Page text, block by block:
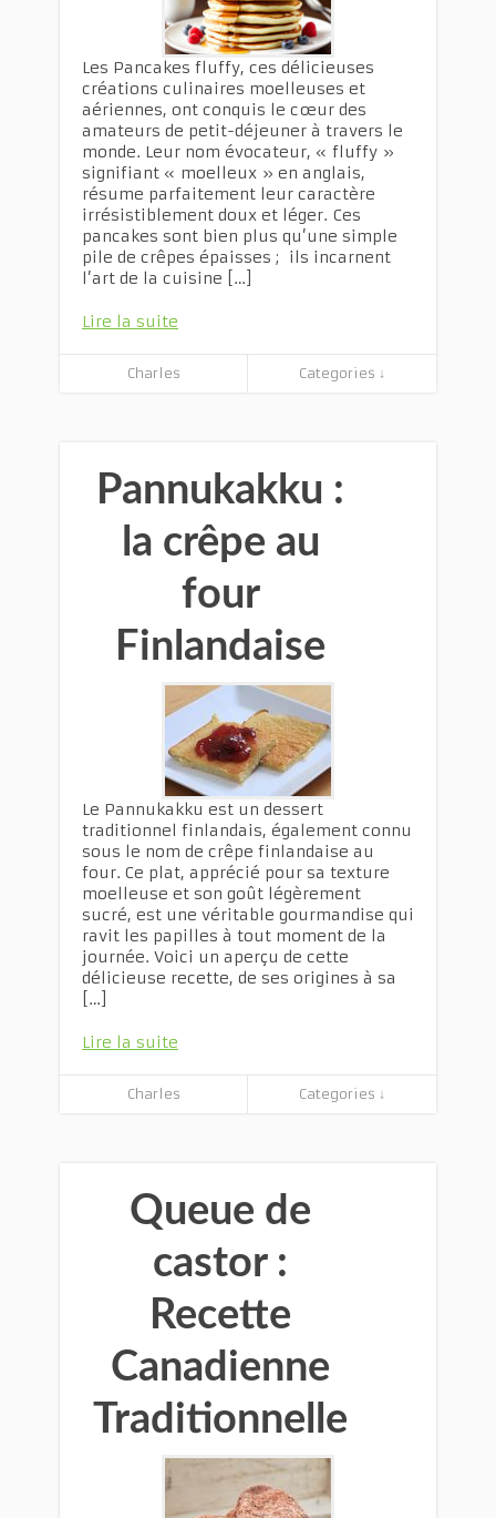
Les Pancakes fluffy, ces délicieuses
créations culinaires moelleuses et
aériennes, ont conquis le cœur des
amateurs de petit-déjeuner à travers le
monde. Leur nom évocateur, « fluffy »
signifiant « moelleux » en anglais,
résume parfaitement leur caractère
irrésistiblement doux et léger. Ces
pancakes sont bien plus qu’une simple
pile de crêpes épaisses ; ils incarnent
l’art de la cuisine […]
Lire la suite
Charles Categories ↓
Pannukakku :
la crêpe au
four
Finlandaise
Le Pannukakku est un dessert
traditionnel finlandais, également connu
sous le nom de crêpe finlandaise au
four. Ce plat, apprécié pour sa texture
moelleuse et son goût légèrement
sucré, est une véritable gourmandise qui
ravit les papilles à tout moment de la
journée. Voici un aperçu de cette
délicieuse recette, de ses origines à sa
[…]
Lire la suite
Charles Categories ↓
Queue de
castor :
Recette
Canadienne
Traditionnelle